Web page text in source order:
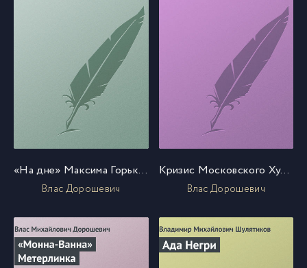
«На дне» Максима Горького
Влас Дорошевич
Кризис Московского Художественного театра
Влас Дорошевич